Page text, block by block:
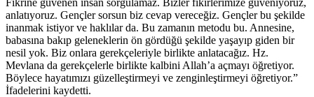
anlatıyoruz. Gençler sorsun biz cevap vereceğiz. Gençler bu şekilde
inanmak istiyor ve haklılar da. Bu zamanın metodu bu. Annesine,
babasına bakıp geleneklerin ön gördüğü şekilde yaşayıp giden bir
nesil yok. Biz onlara gerekçeleriyle birlikte anlatacağız. Hz.
Mevlana da gerekçelerle birlikte kalbini Allah’a açmayı öğretiyor.
Böylece hayatımızı güzelleştirmeyi ve zenginleştirmeyi öğretiyor.”
İfadelerini kaydetti.